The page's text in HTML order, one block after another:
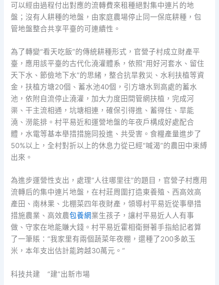
可以經由過程付出對應的流轉費來租種絕對集中連片的地
盤；沒有人耕種的地盤，由家庭農場停止同一保底耕種，包
管地盤整合共享平臺的可連續性。
為了轉變“看天吃飯”的傳統耕種形式，官營子村成立財產平
臺，應用該平臺的古代化澆灌體系，依照“用好河套水、留住
天下水、節儉地下水”的思緒，整合抗旱救災、水利扶植等資
金，扶植方塘20個、蓄水池40個，引方塘水到高處的蓄水
池，依附自流停止澆灌，加大力度田間管網扶植，完成河
渠、干主流相通，坑塘相連，確保引得進、蓄得住、旱能
澆、澇能排。村平易近和運營地盤的年夜戶構成好處配合
體，水電等基本舉措措施同投進、共受害。食糧產量進步了
50%以上，全村對折以上的休息力從已經“喊渴”的農田中束縛
出來。
為進步運營性支出，處理“人往哪里往”的題目，官營子村應用
流轉后的集中連片地盤，在村莊周圍打造東養殖、西高效高
產田、南林果、北棚菜四年夜財產，領導村平易近從事舉措
措施農業、高效農包養網業生孩子，讓村平易近人人有事
做、守家在地能賺大錢。村平易近霍相衛掰著手指給記者算
了一筆賬：“我家里有兩個蔬菜年夜棚，還種了200多畝玉
米，本年支出估計能跨越30萬元。”
科技共建 “建”出新市場